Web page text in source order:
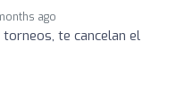
ago
te cancelan el